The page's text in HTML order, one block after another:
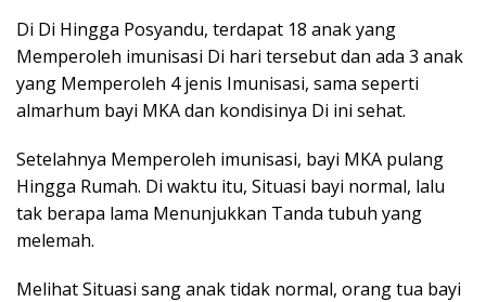
Di Di Hingga Posyandu, terdapat 18 anak yang
Memperoleh imunisasi Di hari tersebut dan ada 3 anak
yang Memperoleh 4 jenis Imunisasi, sama seperti
almarhum bayi MKA dan kondisinya Di ini sehat.
Setelahnya Memperoleh imunisasi, bayi MKA pulang
Hingga Rumah. Di waktu itu, Situasi bayi normal, lalu
tak berapa lama Menunjukkan Tanda tubuh yang
melemah.
Melihat Situasi sang anak tidak normal, orang tua bayi